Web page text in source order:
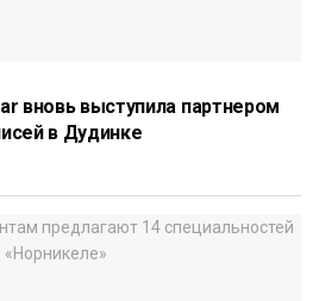
вновь выступила партнером
в Дудинке